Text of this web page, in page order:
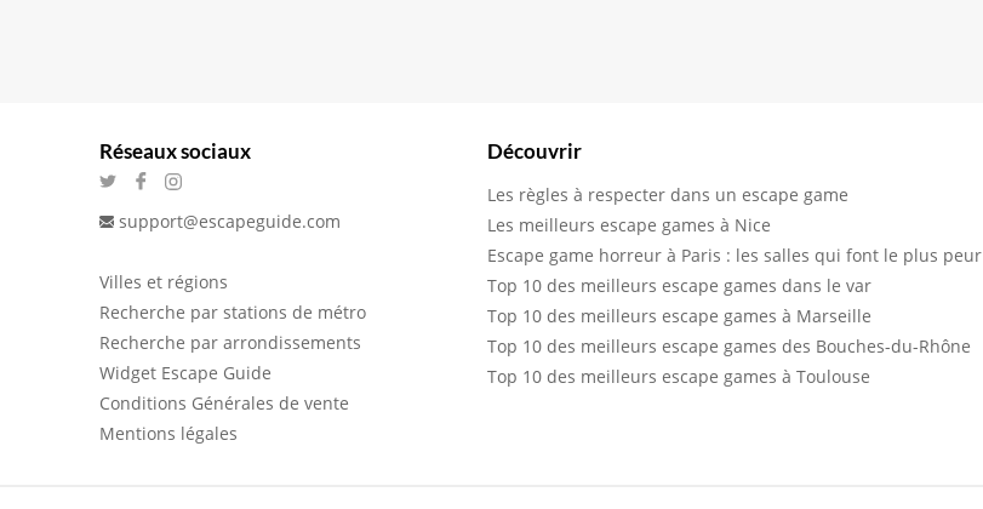
Réseaux sociaux
support@escapeguide.com
Villes et régions
Recherche par stations de métro
Recherche par arrondissements
Widget Escape Guide
Conditions Générales de vente
Mentions légales
Découvrir
Les règles à respecter dans un escape game
Les meilleurs escape games à Nice
Escape game horreur à Paris : les salles qui font le plus peur
Top 10 des meilleurs escape games dans le var
Top 10 des meilleurs escape games à Marseille
Top 10 des meilleurs escape games des Bouches-du-Rhône
Top 10 des meilleurs escape games à Toulouse